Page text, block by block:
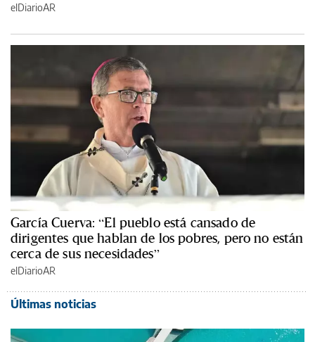
elDiarioAR
García Cuerva: “El pueblo está cansado de
dirigentes que hablan de los pobres, pero no están
cerca de sus necesidades”
elDiarioAR
Últimas noticias